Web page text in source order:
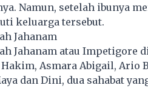
Namun, setelah ibunya
keluarga tersebut.
Jahanam
Jahanam atau Impetigore
Asmara Abigail, Ario
dan Dini, dua sahabat